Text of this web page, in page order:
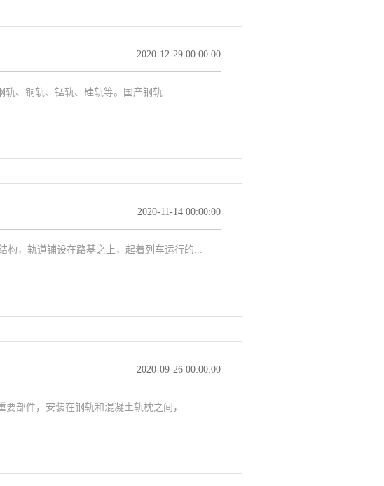
2020-12-29 00:00:00
、铜轨、锰轨、硅轨等。国产钢轨...
2020-11-14 00:00:00
构，轨道铺设在路基之上，起着列车运行的...
2020-09-26 00:00:00
要部件，安装在钢轨和混凝土轨枕之间，...